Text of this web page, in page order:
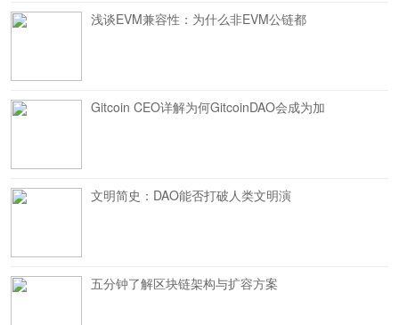
浅谈EVM兼容性：为什么非EVM公链都
Gitcoin CEO详解为何GitcoinDAO会成为加
文明简史：DAO能否打破人类文明演
五分钟了解区块链架构与扩容方案